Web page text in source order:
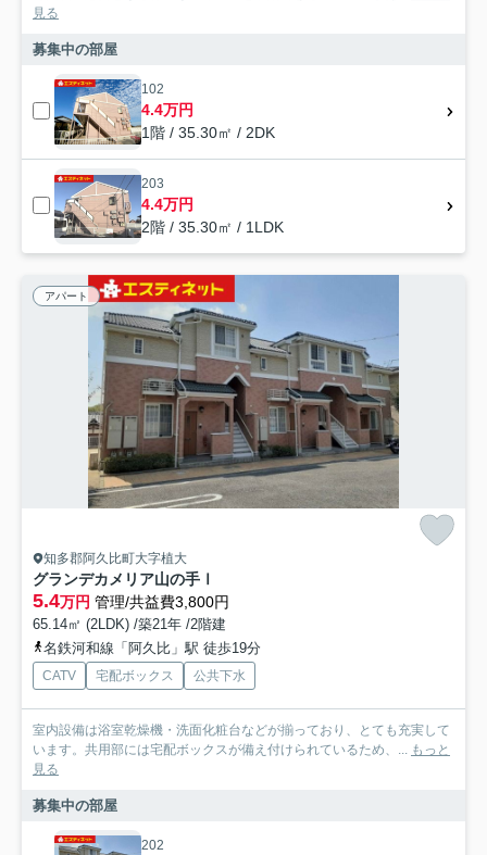
見る
募集中の部屋
102
4.4万円
1階 / 35.30㎡ / 2DK
203
4.4万円
2階 / 35.30㎡ / 1LDK
アパート
知多郡阿久比町大字植大
グランデカメリア山の手Ⅰ
5.4万円 管理/共益費3,800円
65.14㎡ (2LDK) /築21年 /2階建
名鉄河和線「阿久比」駅 徒歩19分
CATV 宅配ボックス 公共下水
室内設備は浴室乾燥機・洗面化粧台などが揃っており、とても充実して
います。共用部には宅配ボックスが備え付けられているため、... もっと
見る
募集中の部屋
202